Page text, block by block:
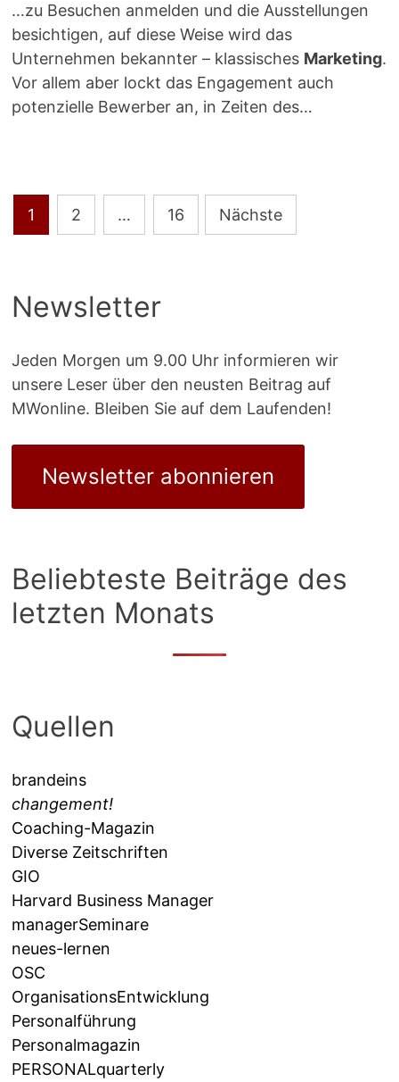
…zu Besuchen anmelden und die Ausstellungen
besichtigen, auf diese Weise wird das
Unternehmen bekannter – klassisches Marketing.
Vor allem aber lockt das Engagement auch
potenzielle Bewerber an, in Zeiten des…
Seitennummerierung
der
1 2 … 16 Nächste
Newsletter
Jeden Morgen um 9.00 Uhr informieren wir
unsere Leser über den neusten Beitrag auf
MWonline. Bleiben Sie auf dem Laufenden!
Newsletter abonnieren
Beliebteste Beiträge des
letzten Monats
Quellen
brandeins
changement!
Coaching-Magazin
Diverse Zeitschriften
GIO
Harvard Business Manager
managerSeminare
neues-lernen
OSC
OrganisationsEntwicklung
Personalführung
Personalmagazin
PERSONALquarterly